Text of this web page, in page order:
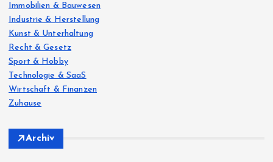
Immobilien & Bauwesen
Industrie & Herstellung
Kunst & Unterhaltung
Recht & Gesetz
Sport & Hobby
Technologie & SaaS
Wirtschaft & Finanzen
Zuhause
Archiv